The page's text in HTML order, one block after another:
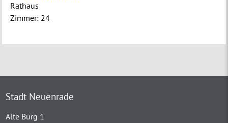
Rathaus
Zimmer: 24
Stadt Neuenrade
Alte Burg 1